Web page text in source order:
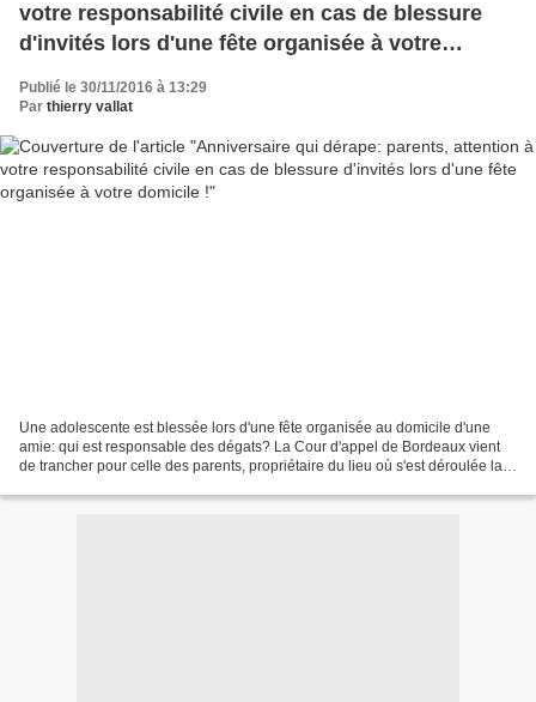
votre responsabilité civile en cas de blessure
d'invités lors d'une fête organisée à votre
domicile !
Publié le 30/11/2016 à 13:29
Par thierry vallat
Une adolescente est blessée lors d'une fête organisée au domicile d'une
amie: qui est responsable des dégats? La Cour d'appel de Bordeaux vient
de trancher pour celle des parents, propriétaire du lieu où s'est déroulée la